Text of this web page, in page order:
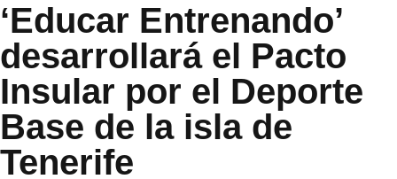
‘Educar Entrenando’
desarrollará el Pacto
Insular por el Deporte
Base de la isla de
Tenerife